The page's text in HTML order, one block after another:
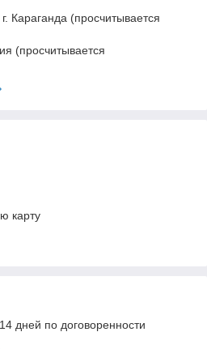
Караганда (просчитывается
(просчитывается
карту
дней по договоренности